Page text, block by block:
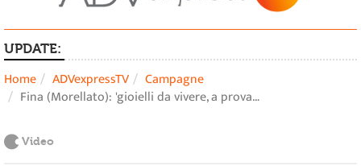
UPDATE:
Home ADVexpressTV
Campagne
Fina (Morellato): 'gioielli da vivere, a prova…
Video